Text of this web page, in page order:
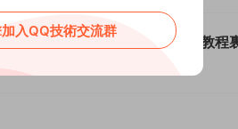
？還是用WIN系統，然後按照教程
入QQ技術交流群